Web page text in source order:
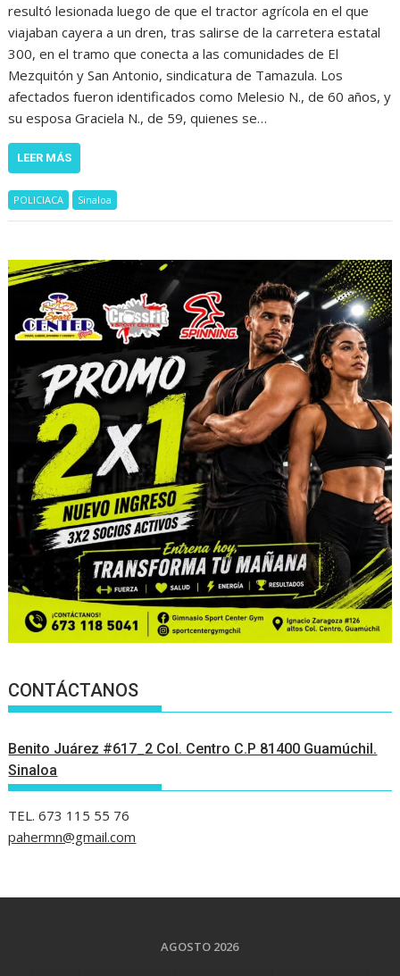
resultó lesionada luego de que el tractor agrícola en el que
viajaban cayera a un dren, tras salirse de la carretera estatal
300, en el tramo que conecta a las comunidades de El
Mezquitón y San Antonio, sindicatura de Tamazula. Los
afectados fueron identificados como Melesio N., de 60 años, y
su esposa Graciela N., de 59, quienes se…
LEER MÁS
POLICIACA Sinaloa
CONTÁCTANOS
Benito Juárez #617_2 Col. Centro C.P 81400 Guamúchil.
Sinaloa
TEL. 673 115 55 76
pahermn@gmail.com
AGOSTO 2026